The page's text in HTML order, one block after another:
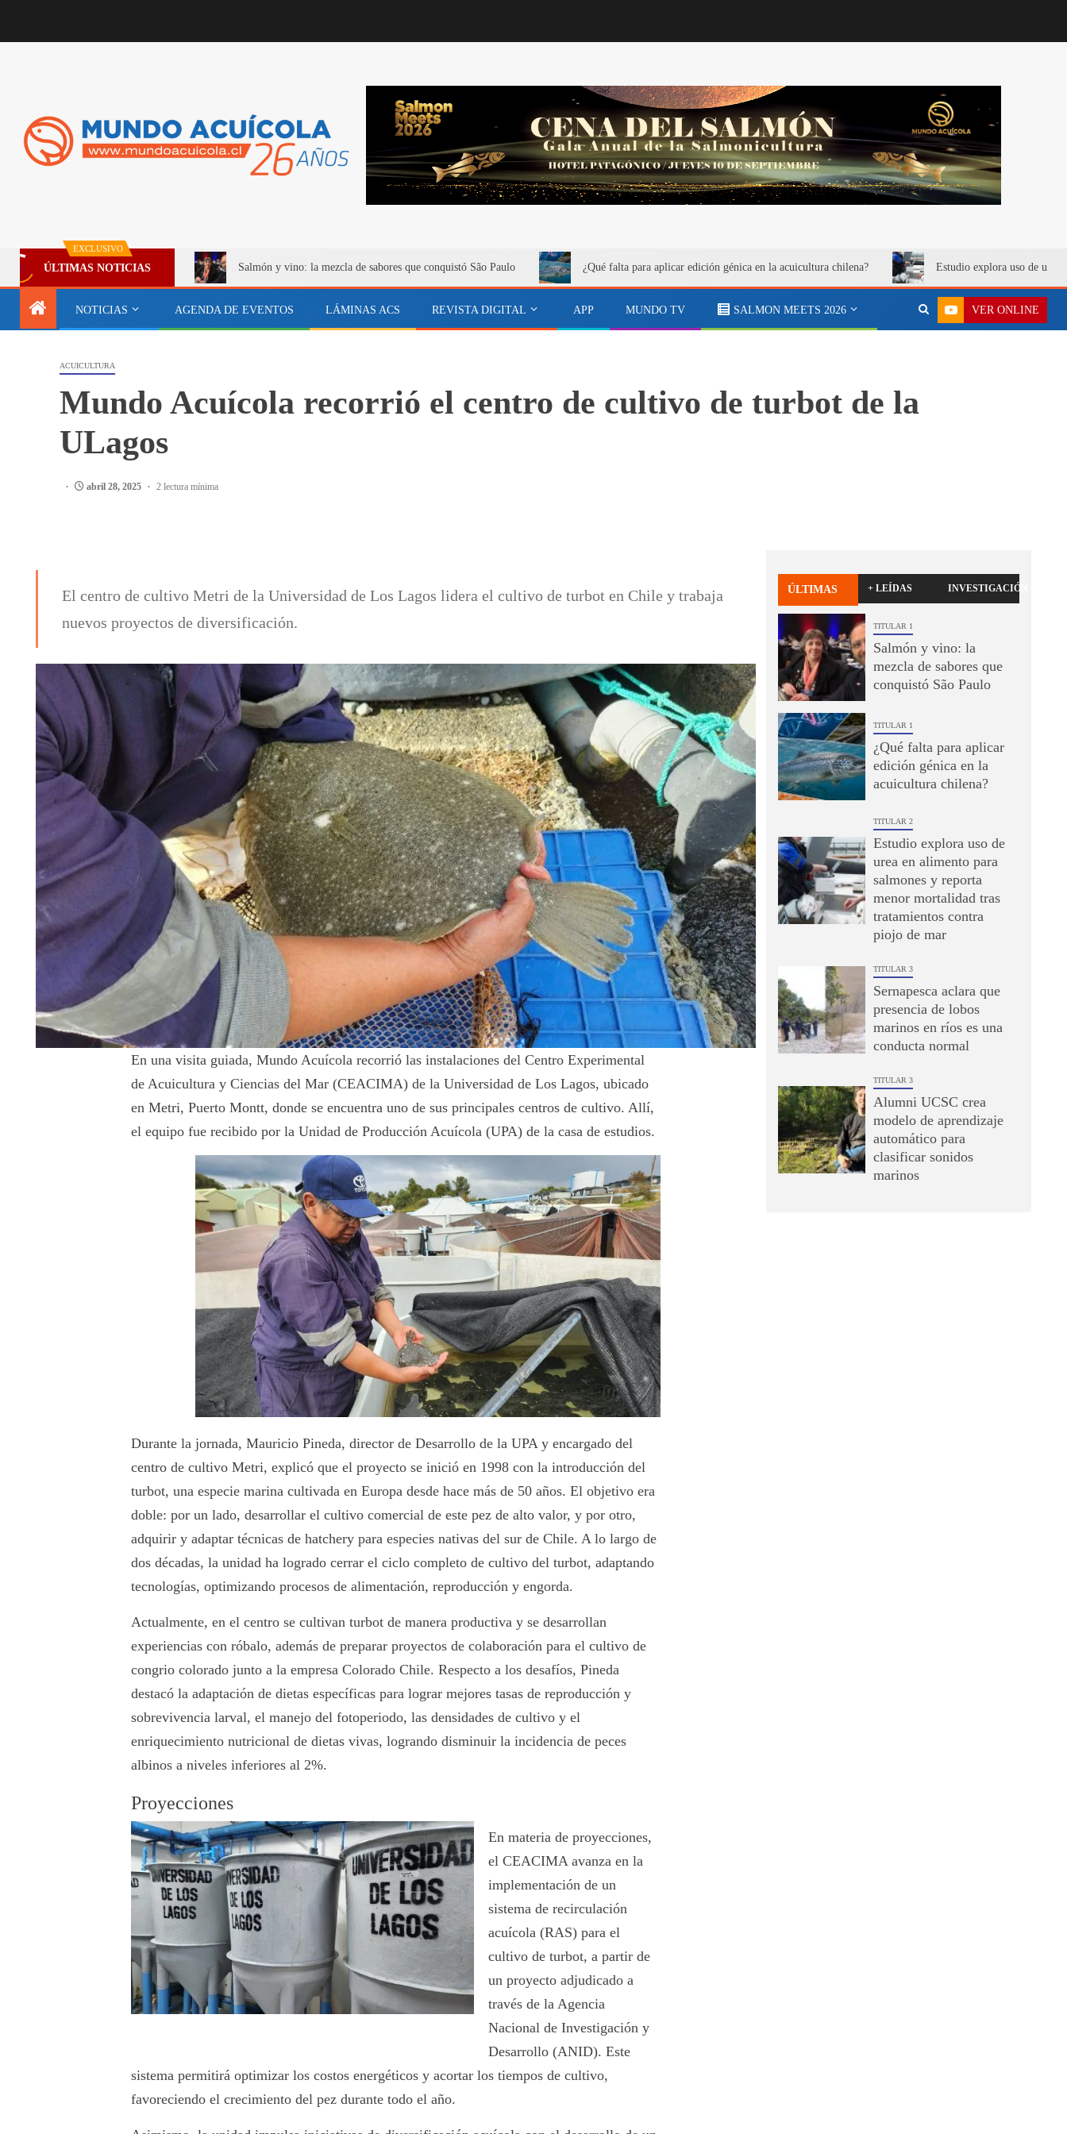
EXCLUSIVO
ÚLTIMAS NOTICIAS Salmón y vino: la mezcla de sabores que conquistó São Paulo ¿Qué falta para aplicar edición génica en la acuicultura chilena? Estudio explora uso de urea
NOTICIAS AGENDA DE EVENTOS LÁMINAS ACS REVISTA DIGITAL APP MUNDO TV SALMON MEETS 2026 VER ONLINE
ACUICULTURA
Mundo Acuícola recorrió el centro de cultivo de turbot de la
ULagos
abril 28, 2025 2 lectura mínima
El centro de cultivo Metri de la Universidad de Los Lagos lidera el cultivo de turbot en Chile y trabaja
nuevos proyectos de diversificación.
En una visita guiada, Mundo Acuícola recorrió las instalaciones del Centro Experimental
de Acuicultura y Ciencias del Mar (CEACIMA) de la Universidad de Los Lagos, ubicado
en Metri, Puerto Montt, donde se encuentra uno de sus principales centros de cultivo. Allí,
el equipo fue recibido por la Unidad de Producción Acuícola (UPA) de la casa de estudios.
Durante la jornada, Mauricio Pineda, director de Desarrollo de la UPA y encargado del
centro de cultivo Metri, explicó que el proyecto se inició en 1998 con la introducción del
turbot, una especie marina cultivada en Europa desde hace más de 50 años. El objetivo era
doble: por un lado, desarrollar el cultivo comercial de este pez de alto valor, y por otro,
adquirir y adaptar técnicas de hatchery para especies nativas del sur de Chile. A lo largo de
dos décadas, la unidad ha logrado cerrar el ciclo completo de cultivo del turbot, adaptando
tecnologías, optimizando procesos de alimentación, reproducción y engorda.
Actualmente, en el centro se cultivan turbot de manera productiva y se desarrollan
experiencias con róbalo, además de preparar proyectos de colaboración para el cultivo de
congrio colorado junto a la empresa Colorado Chile. Respecto a los desafíos, Pineda
destacó la adaptación de dietas específicas para lograr mejores tasas de reproducción y
sobrevivencia larval, el manejo del fotoperiodo, las densidades de cultivo y el
enriquecimiento nutricional de dietas vivas, logrando disminuir la incidencia de peces
albinos a niveles inferiores al 2%.
Proyecciones
En materia de proyecciones,
el CEACIMA avanza en la
implementación de un
sistema de recirculación
acuícola (RAS) para el
cultivo de turbot, a partir de
un proyecto adjudicado a
través de la Agencia
Nacional de Investigación y
Desarrollo (ANID). Este
sistema permitirá optimizar los costos energéticos y acortar los tiempos de cultivo,
favoreciendo el crecimiento del pez durante todo el año.
ÚLTIMAS + LEÍDAS INVESTIGACIÓN
TITULAR 1
Salmón y vino: la
mezcla de sabores que
conquistó São Paulo
TITULAR 1
¿Qué falta para aplicar
edición génica en la
acuicultura chilena?
TITULAR 2
Estudio explora uso de
urea en alimento para
salmones y reporta
menor mortalidad tras
tratamientos contra
piojo de mar
TITULAR 3
Sernapesca aclara que
presencia de lobos
marinos en ríos es una
conducta normal
TITULAR 3
Alumni UCSC crea
modelo de aprendizaje
automático para
clasificar sonidos
marinos